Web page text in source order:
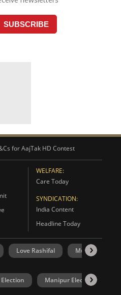
for AajTak HD Contest
WELFARE:
Care Today
SYNDICATION:
India Content
Headline Today
Love Rashifal Mumbai Silver
Manipur Election